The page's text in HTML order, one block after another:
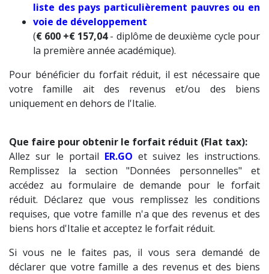
liste des pays particulièrement pauvres ou en
voie de développement
(€ 600 +€ 157,04- diplôme de deuxième cycle pour
la première année académique).
Pour bénéficier du forfait réduit, il est nécessaire que
votre famille ait des revenus et/ou des biens
uniquement en dehors de l'Italie.
Que faire pour obtenir le forfait réduit (Flat tax):
Allez sur le portail ER.GO et suivez les instructions.
Remplissez la section "Données personnelles" et
accédez au formulaire de demande pour le forfait
réduit. Déclarez que vous remplissez les conditions
requises, que votre famille n'a que des revenus et des
biens hors d'Italie et acceptez le forfait réduit.
Si vous ne le faites pas, il vous sera demandé de
déclarer que votre famille a des revenus et des biens